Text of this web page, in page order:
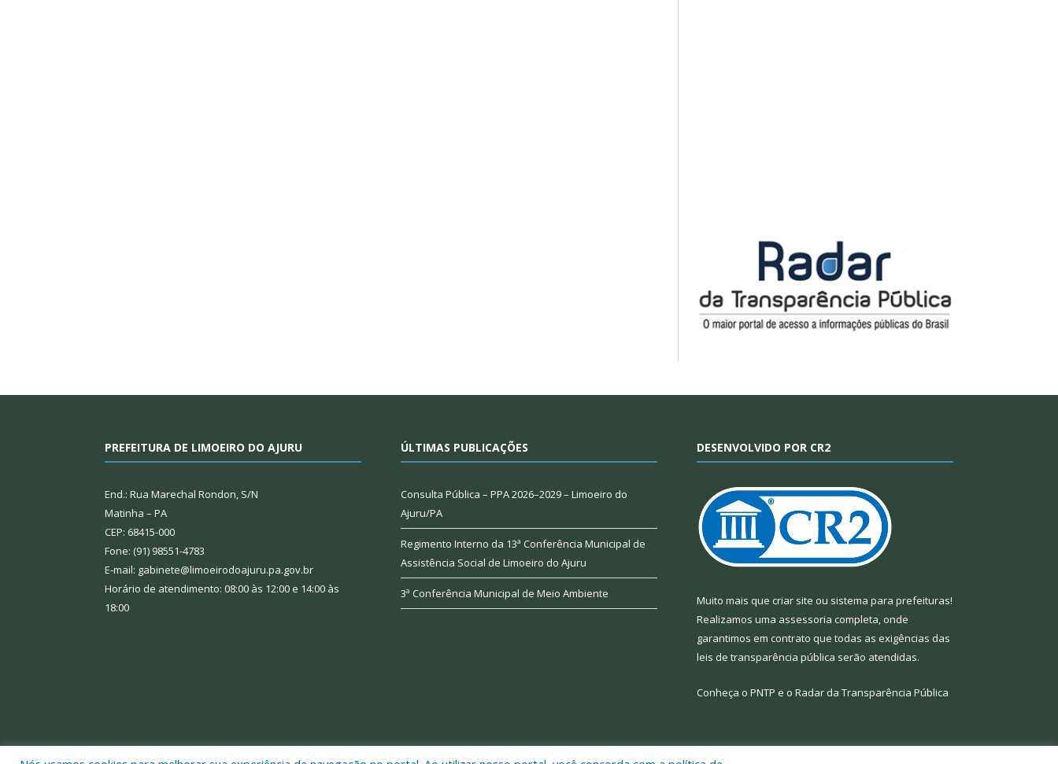
PREFEITURA DE LIMOEIRO DO AJURU
End.: Rua Marechal Rondon, S/N
Matinha – PA
CEP: 68415-000
Fone: (91) 98551-4783
E-mail: gabinete@limoeirodoajuru.pa.gov.br
Horário de atendimento: 08:00 às 12:00 e 14:00 às
18:00
ÚLTIMAS PUBLICAÇÕES
Consulta Pública – PPA 2026–2029 – Limoeiro do
Ajuru/PA
Regimento Interno da 13ª Conferência Municipal de
Assistência Social de Limoeiro do Ajuru
3ª Conferência Municipal de Meio Ambiente
DESENVOLVIDO POR CR2
Muito mais que criar site ou sistema para prefeituras!
Realizamos uma assessoria completa, onde
garantimos em contrato que todas as exigências das
leis de transparência pública serão atendidas.
Conheça o PNTP e o Radar da Transparência Pública